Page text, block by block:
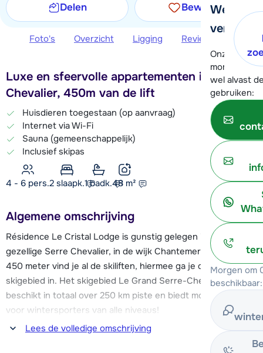
We
verder!
Onze
moment
wel alvast
gebruiken:
Morgen om
beschikbaar:
Delen Bewaren
Foto's Overzicht Ligging Reviews
Luxe en sfeervolle appartementen in Serre
Chevalier, 450m van de lift
Huisdieren toegestaan (op aanvraag)
Internet via Wi-Fi
Sauna (gemeenschappelijk)
Inclusief skipas
4 - 6 pers.2 slaapk.1 badk.48 m²
Algemene omschrijving
Résidence Le Cristal Lodge is gunstig gelegen in het
gezellige Serre Chevalier, in de wijk Chantemerle. Op ca.
450 meter vind je al de skiliften, hiermee ga je direct het
skigebied in. Het skigebied Le Grand Serre-Chevalier
beschikt in totaal over 250 km piste en biedt mogelijkheden
voor wintersporters van alle niveaus!
Het centrum is al op ca. 300 meter en beschikt over diverse
Lees de volledige omschrijving